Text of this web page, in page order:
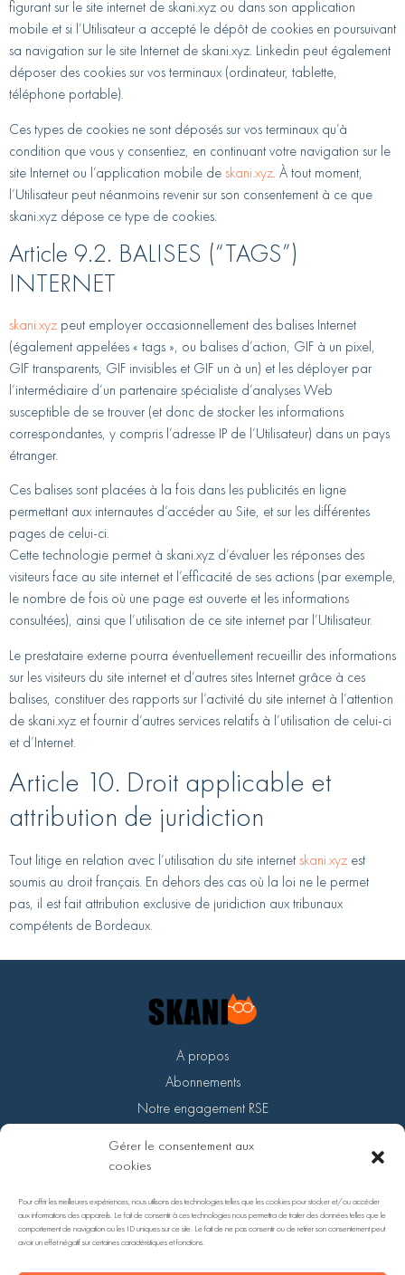
Gérer le consentement aux
cookies
Pour offrir les meilleures expériences, nous utilisons des technologies telles que les cookies pour stocker et/ou accéder
aux informations des appareils. Le fait de consentir à ces technologies nous permettra de traiter des données telles que le
comportement de navigation ou les ID uniques sur ce site. Le fait de ne pas consentir ou de retirer son consentement peut
avoir un effet négatif sur certaines caractéristiques et fonctions.
figurant sur le site internet de skani.xyz ou dans son application
mobile et si l’Utilisateur a accepté le dépôt de cookies en poursuivant
sa navigation sur le site Internet de skani.xyz. Linkedin peut également
déposer des cookies sur vos terminaux (ordinateur, tablette,
téléphone portable).
Ces types de cookies ne sont déposés sur vos terminaux qu’à
condition que vous y consentiez, en continuant votre navigation sur le
site Internet ou l’application mobile de skani.xyz. À tout moment,
l’Utilisateur peut néanmoins revenir sur son consentement à ce que
skani.xyz dépose ce type de cookies.
Article 9.2. BALISES (“TAGS”)
INTERNET
skani.xyz peut employer occasionnellement des balises Internet
(également appelées « tags », ou balises d’action, GIF à un pixel,
GIF transparents, GIF invisibles et GIF un à un) et les déployer par
l’intermédiaire d’un partenaire spécialiste d’analyses Web
susceptible de se trouver (et donc de stocker les informations
correspondantes, y compris l’adresse IP de l’Utilisateur) dans un pays
étranger.
Ces balises sont placées à la fois dans les publicités en ligne
permettant aux internautes d’accéder au Site, et sur les différentes
pages de celui-ci.
Cette technologie permet à skani.xyz d’évaluer les réponses des
visiteurs face au site internet et l’efficacité de ses actions (par exemple,
le nombre de fois où une page est ouverte et les informations
consultées), ainsi que l’utilisation de ce site internet par l’Utilisateur.
Le prestataire externe pourra éventuellement recueillir des informations
sur les visiteurs du site internet et d’autres sites Internet grâce à ces
balises, constituer des rapports sur l’activité du site internet à l’attention
de skani.xyz et fournir d’autres services relatifs à l’utilisation de celui-ci
et d’Internet.
Article 10. Droit applicable et
attribution de juridiction
Tout litige en relation avec l’utilisation du site internet skani.xyz est
soumis au droit français. En dehors des cas où la loi ne le permet
pas, il est fait attribution exclusive de juridiction aux tribunaux
compétents de Bordeaux.
A propos
Abonnements
Notre engagement RSE